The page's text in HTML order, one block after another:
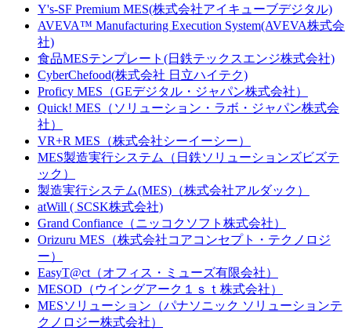
Y's-SF Premium MES(株式会社アイキューブデジタル)
AVEVA™ Manufacturing Execution System(AVEVA株式会
社)
食品MESテンプレート(日鉄テックスエンジ株式会社)
CyberChefood(株式会社 日立ハイテク)
Proficy MES（GEデジタル・ジャパン株式会社）
Quick! MES（ソリューション・ラボ・ジャパン株式会
社）
VR+R MES（株式会社シーイーシー）
MES製造実行システム（日鉄ソリューションズビズテ
ック）
製造実行システム(MES)（株式会社アルダック）
atWill ( SCSK株式会社)
Grand Confiance（ニッコクソフト株式会社）
Orizuru MES（株式会社コアコンセプト・テクノロジ
ー）
EasyT@ct（オフィス・ミューズ有限会社）
MESOD（ウイングアーク１ｓｔ株式会社）
MESソリューション（パナソニック ソリューションテ
クノロジー株式会社）